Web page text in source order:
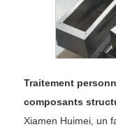
Traitement
composants
Xiamen Huimei, un